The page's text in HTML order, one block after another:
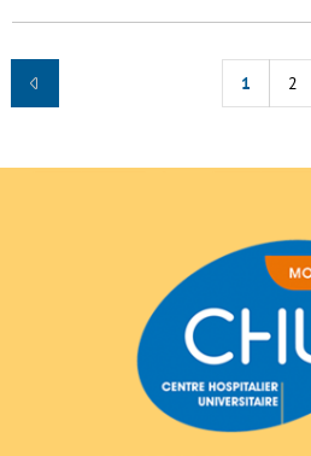
1 2